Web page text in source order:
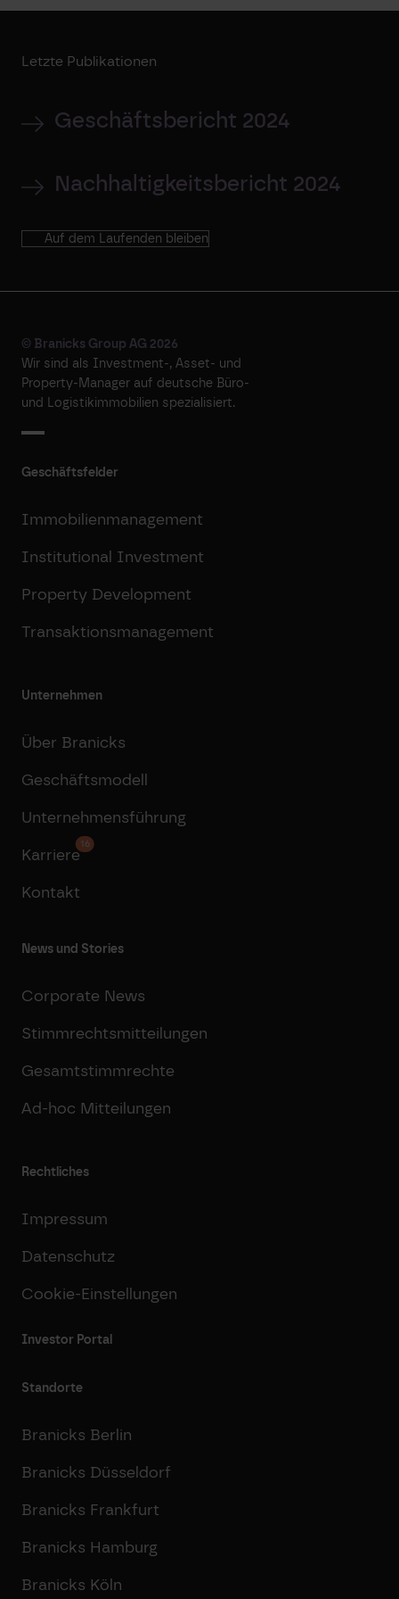
Letzte Publikationen
Geschäftsbericht 2024
Nachhaltigkeitsbericht 2024
Auf dem Laufenden bleiben
© Branicks Group AG 2026
Wir sind als ­Investment-, ­Asset- und
­Property-Manager auf deutsche ­Büro-
und Logistikimmobilien spezialisiert.
Geschäftsfelder
Immobilienmanagement
Institutional Investment
Property Development
Transaktionsmanagement
Unternehmen
Über Branicks
Geschäftsmodell
Unternehmensführung
Karriere
16
Kontakt
News und Stories
Corporate News
Stimmrechtsmitteilungen
Gesamtstimmrechte
Ad-hoc Mitteilungen
Rechtliches
Impressum
Datenschutz
Cookie-Einstellungen
Investor Portal
Standorte
Branicks Berlin
Branicks Düsseldorf
Branicks Frankfurt
Branicks Hamburg
Branicks Köln